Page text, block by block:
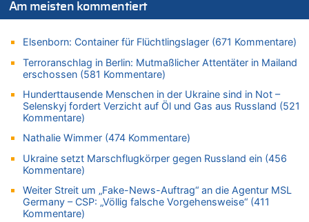
08.08.2026 - 08:50 von Mungo zu
08.08.2026 - 08:45 von besserwisser zu
Belgier knackt Jackpot bei Lotterie EuroMillions und gewinnt
mehr als 111 Millionen €
08.08.2026 - 08:00 von Strolch zu
AS Eupen: „Keiner weiß, wohin die Reise geht…“
08.08.2026 - 05:07 von Marcel Scholzen Eimerscheid zu
In Belgien missachten zwei von drei Autofahrern das
08.08.2026 - 02:19 von Peter S. zu
Tempolimit in 30er-Zonen – Untersuchung von Vias
08.08.2026 - 00:26 von klar zu
Am meisten kommentiert
Elsenborn: Container für Flüchtlingslager (671 Kommentare)
Terroranschlag in Berlin: Mutmaßlicher Attentäter in Mailand
erschossen (581 Kommentare)
Hunderttausende Menschen in der Ukraine sind in Not –
Selenskyj fordert Verzicht auf Öl und Gas aus Russland (521
Kommentare)
Nathalie Wimmer (474 Kommentare)
Ukraine setzt Marschflugkörper gegen Russland ein (456
Kommentare)
Weiter Streit um „Fake-News-Auftrag“ an die Agentur MSL
Germany – CSP: „Völlig falsche Vorgehensweise“ (411
Kommentare)